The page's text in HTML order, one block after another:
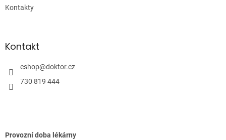
Kontakty
Kontakt
eshop@doktor.cz
730 819 444
Provozní doba lékárny